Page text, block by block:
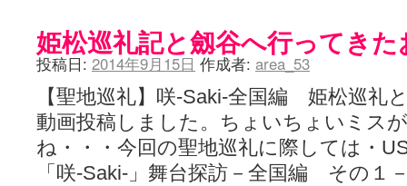
姫松巡礼記と劔谷へ行ってきた
投稿日: 2014年9月15日 作成者: area_53
【聖地巡礼】咲-Saki-全国編 姫松巡礼
動画投稿しました。ちょいちょいミス
ね・・・今回の聖地巡礼に際しては・
「咲-Saki-」舞台探訪－全国編 その１